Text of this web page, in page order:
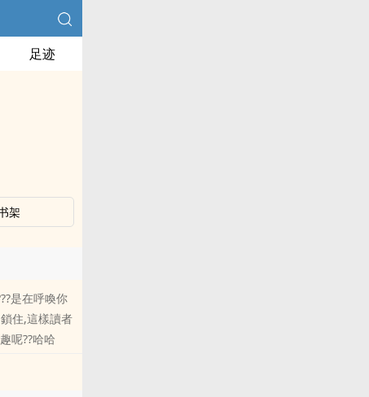
足迹
架
是在呼喚你
住,這樣讀者
呢??哈哈